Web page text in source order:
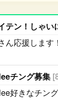
ます(^-^
で
な
に
て
テン！しゃい
ん応援します
チング募集
好きなチン